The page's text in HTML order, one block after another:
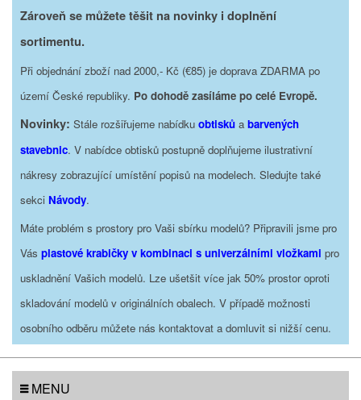
Zároveň se můžete těšit na novinky i doplnění
sortimentu.
Při objednání zboží nad 2000,- Kč (€85) je doprava ZDARMA po
území České republiky. Po dohodě zasíláme po celé Evropě.
Novinky: Stále rozšiřujeme nabídku obtisků a barvených
stavebnic. V nabídce obtisků postupně doplňujeme ilustrativní
nákresy zobrazující umístění popisů na modelech. Sledujte také
sekci Návody.
Máte problém s prostory pro Vaši sbírku modelů? Připravili jsme pro
Vás plastové krabičky v kombinaci s univerzálními vložkami pro
uskladnění Vašich modelů. Lze ušetšit více jak 50% prostor oproti
skladování modelů v originálních obalech. V případě možnosti
osobního odběru můžete nás kontaktovat a domluvit si nižší cenu.
MENU